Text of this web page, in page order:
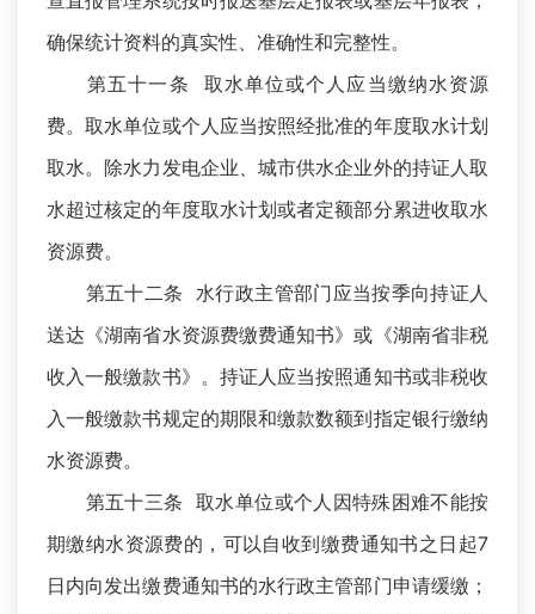
确保统计资料的真实性、准确性和完整性。
第五十一条 取水单位或个人应当缴纳水资源
费。取水单位或个人应当按照经批准的年度取水计划
取水。除水力发电企业、城市供水企业外的持证人取
水超过核定的年度取水计划或者定额部分累进收取水
资源费。
第五十二条 水行政主管部门应当按季向持证人
送达《湖南省水资源费缴费通知书》或《湖南省非税
收入一般缴款书》。持证人应当按照通知书或非税收
入一般缴款书规定的期限和缴款数额到指定银行缴纳
水资源费。
第五十三条 取水单位或个人因特殊困难不能按
期缴纳水资源费的，可以自收到缴费通知书之日起7
日内向发出缴费通知书的水行政主管部门申请缓缴；